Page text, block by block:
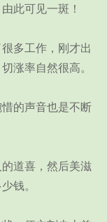
此可见一斑！
多工作，刚才出
涨率自然很高。
的声音也是不断
道喜，然后美滋
钱。